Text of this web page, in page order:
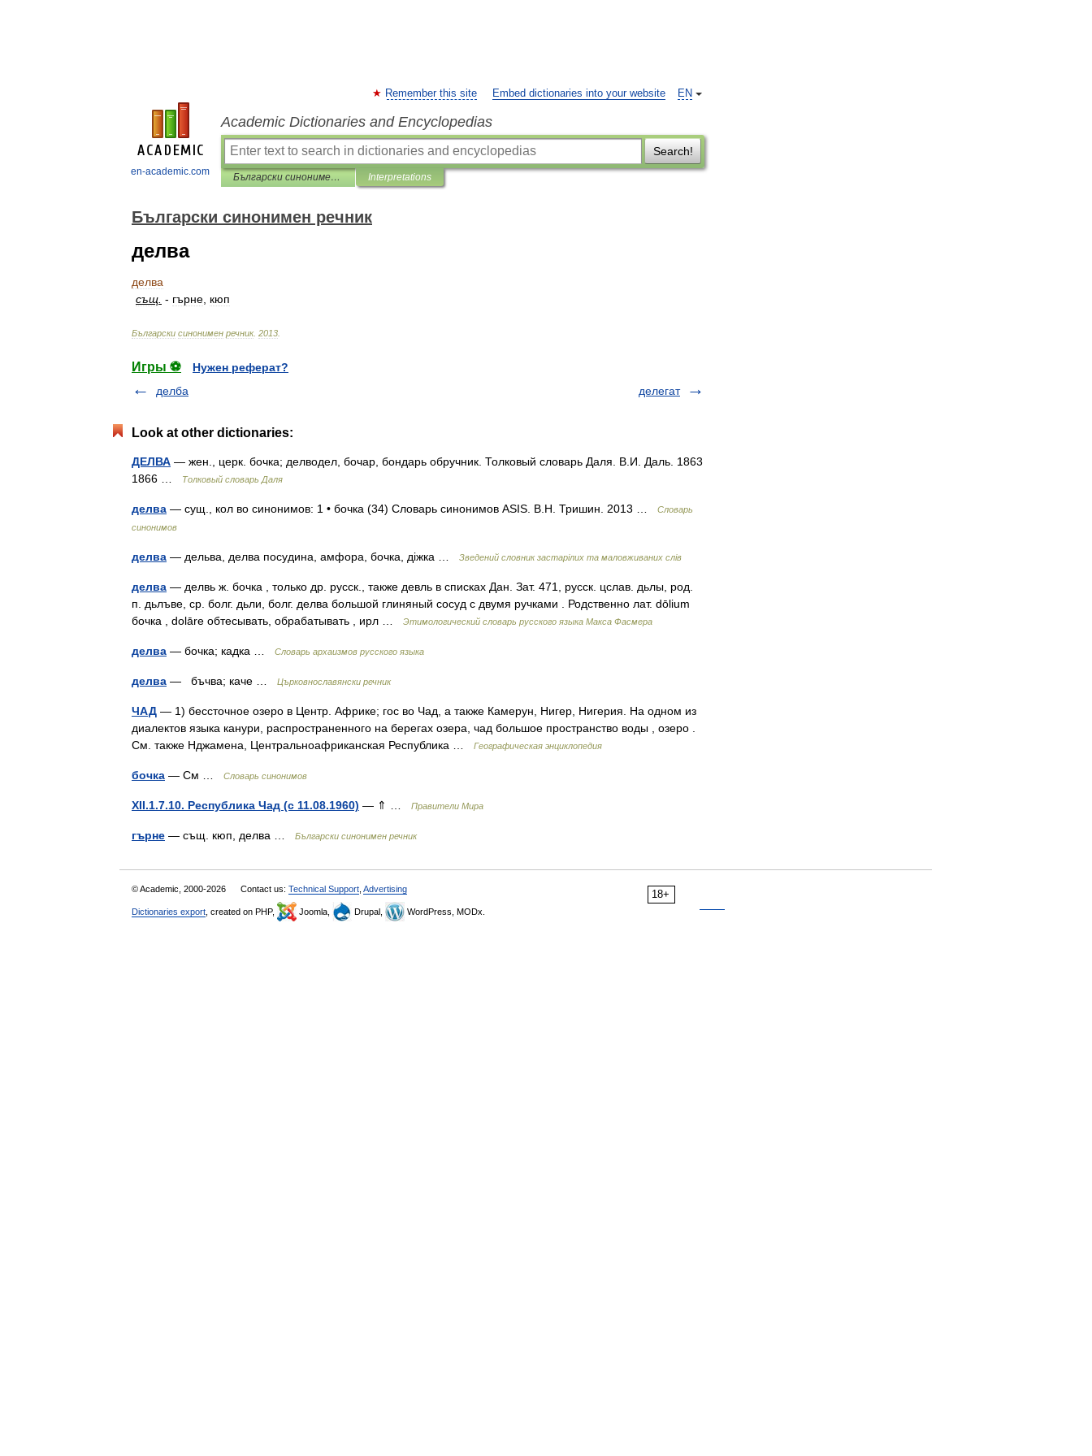
en-academic.com
EN
Remember this site Embed dictionaries into your website
Academic Dictionaries and Encyclopedias
Search!
Български синонимен речник Interpretations
Български синонимен речник
делва
делва
същ - гърне кюп
Български синонимен речник. 2013
Игры ⚽
Нужен реферат?
делба
делегат
Look at other dictionaries:
ДЕЛВА — жен., церк. бочка; делводел, бочар, бондарь обручник. Толковый словарь Даля. В.И. Даль. 1863
1866 …
Толковый словарь Даля
делва — сущ., кол во синонимов: 1 • бочка (34) Словарь синонимов ASIS. В.Н. Тришин. 2013 …
Словарь
синонимов
делва — дельва, делва посудина, амфора, бочка, діжка … Зведений словник застарілих та маловживаних слів
делва — делвь ж. бочка , только др. русск., также девль в списках Дан. Зат. 471, русск. цслав. дьлы, род.
п. дьлъве, ср. болг. дьли, болг. делва большой глиняный сосуд с двумя ручками . Родственно лат. dōlium
бочка , dolāre обтесывать, обрабатывать , ирл …
Этимологический словарь русского языка Макса Фасмера
делва — бочка; кадка … Cловарь архаизмов русского языка
делва — бъчва; каче … Църковнославянски речник
ЧАД — 1) бессточное озеро в Центр. Африке; гос во Чад, а также Камерун, Нигер, Нигерия. На одном из
диалектов языка канури, распространенного на берегах озера, чад большое пространство воды , озеро .
См. также Нджамена, Центральноафриканская Республика …
Географическая энциклопедия
бочка — См … Словарь синонимов
XII.1.7.10. Республика Чад (с 11.08.1960) — ⇑ … Правители Мира
гърне — същ. кюп, делва … Български синонимен речник
18+
© Academic, 2000-2026 Contact us: Technical Support Advertising
Dictionaries export , created on PHP, Joomla, Drupal, WordPress, MODx.